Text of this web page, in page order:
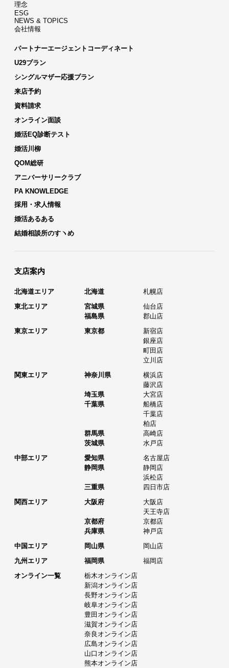
理念
ESG
NEWS & TOPICS
会社情報
パートナーエージェントコーディネート
U29プラン
シングルマザー応援プラン
来店予約
資料請求
オンライン面談
婚活EQ診断テスト
婚活川柳
QOM総研
アニバーサリークラブ
PA KNOWLEDGE
採用・求人情報
婚活あるある
結婚相談所のすヽめ
支店案内
北海道エリア 北海道
札幌店
東北エリア
宮城県
仙台店
福島県
郡山店
東京エリア
東京都
新宿店
銀座店
町田店
立川店
関東エリア
神奈川県
横浜店
藤沢店
埼玉県
大宮店
千葉県
船橋店
千葉店
柏店
群馬県
高崎店
茨城県
水戸店
中部エリア
愛知県
名古屋店
静岡県
静岡店
浜松店
三重県
四日市店
関西エリア
大阪府
大阪店
天王寺店
京都府
京都店
兵庫県
神戸店
中国エリア
岡山県
岡山店
九州エリア
福岡県
福岡店
オンライン一覧
栃木オンライン店
新潟オンライン店
長野オンライン店
岐阜オンライン店
豊田オンライン店
滋賀オンライン店
奈良オンライン店
広島オンライン店
山口オンライン店
熊本オンライン店